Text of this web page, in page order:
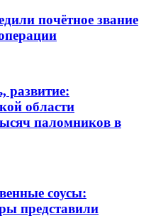
почётное звание
развитие:
области
паломников в
соусы:
представили